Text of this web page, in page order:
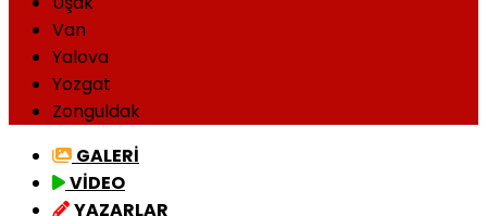
Van
Yalova
Yozgat
Zonguldak
GALERİ
VİDEO
YAZARLAR